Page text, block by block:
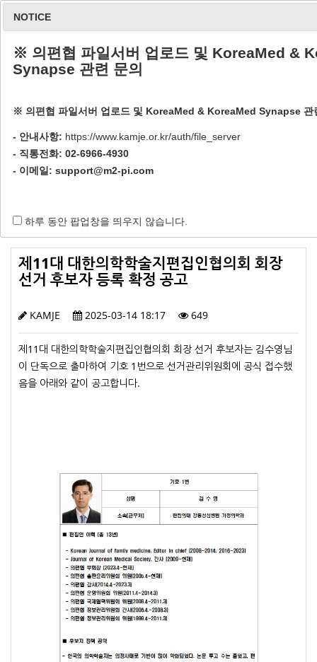
공지사항
제11대 대한의학학술지편집인협의회 회장
선거 후보자 등록 확정 공고
KAMJE 2025-03-14 18:17 649
제11대 대한의학학술지편집인협의회 회장 선거 후보자는 김수영님
이 단독으로 출마하여 기호 1번으로 선거관리위원회에 공식 접수했
음을 아래와 같이 공고합니다.
NOTICE
※ 의편협 파일서버 업로드 및 KoreaMed &
Synapse 관련 문의
※ 의편협 파일서버 업로드 및 KoreaMed & KoreaMed Synapse 관
- 안내사항: https://www.kamje.or.kr/auth/file_server
- 직통전화: 02-6966-4930
- 이메일: support@m2-pi.com
하루 동안 팝업창을 띄우지 않습니다.